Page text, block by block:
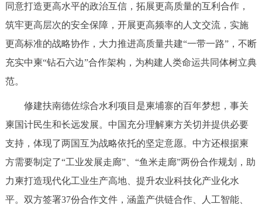
同意打造更高水平的政治互信，拓展更高质量的互利合作，
筑牢更高层次的安全保障，开展更高频率的人文交流，实施
更高标准的战略协作，大力推进高质量共建“一带一路”，不断
充实中柬“钻石六边”合作架构，为构建人类命运共同体树立典
范。
修建扶南德佐综合水利项目是柬埔寨的百年梦想，事关
柬国计民生和长远发展。中国充分理解柬方关切并提供必要
支持，体现了两国互为战略依托的坚定意愿。中方还根据柬
方需要制定了“工业发展走廊”、“鱼米走廊”两份合作规划，助
力柬打造现代化工业生产高地、提升农业科技化产业化水
平。双方签署37份合作文件，涵盖产供链合作、人工智能、